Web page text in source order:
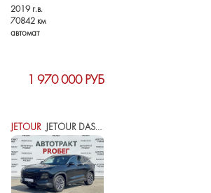
2019 г.в.
70842 км
автомат
1 970 000 РУБ
JETOUR JETOUR DASHING I